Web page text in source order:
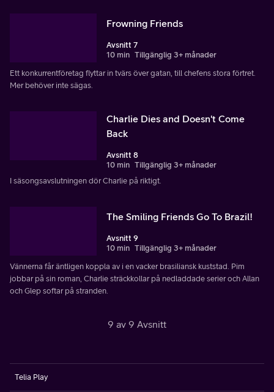
Frowning Friends
Avsnitt 7
10 min Tillgänglig 3+ månader
Ett konkurrentföretag flyttar in tvärs över gatan, till chefens stora förtret.
Mer behöver inte sägas.
Charlie Dies and Doesn't Come
Back
Avsnitt 8
10 min Tillgänglig 3+ månader
I säsongsavslutningen dör Charlie på riktigt.
The Smiling Friends Go To Brazil!
Avsnitt 9
10 min Tillgänglig 3+ månader
Vännerna får äntligen koppla av i en vacker brasiliansk kuststad. Pim
jobbar på sin roman, Charlie sträckkollar på nedladdade serier och Allan
och Glep softar på stranden.
9 av 9 Avsnitt
Telia Play